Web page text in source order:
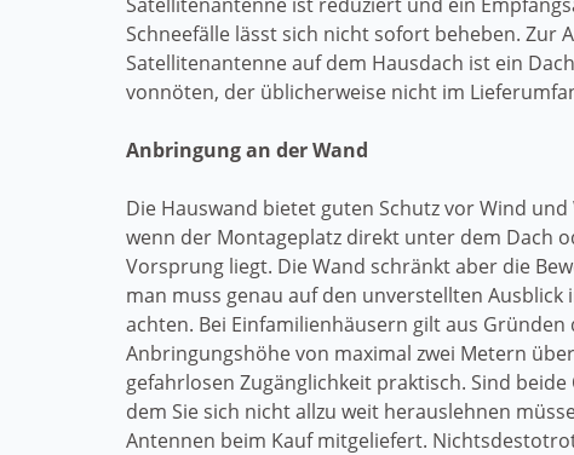
Schneefälle lässt sich nicht sofort beheben. Zur
Satellitenantenne auf dem Hausdach ist ein
vonnöten, der üblicherweise nicht im
Anbringung an der Wand
Die Hauswand bietet guten Schutz vor Wind
wenn der Montageplatz direkt unter dem Dach
Vorsprung liegt. Die Wand schränkt aber die
man muss genau auf den unverstellten Ausblick
achten. Bei Einfamilienhäusern gilt aus Gründen
Anbringungshöhe von maximal zwei Metern
gefahrlosen Zugänglichkeit praktisch. Sind
dem Sie sich nicht allzu weit herauslehnen
Antennen beim Kauf mitgeliefert.